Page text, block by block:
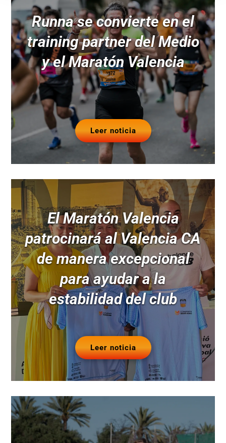
Runna se convierte en el
training partner del Medio
y el Maratón Valencia
Leer noticia
El Maratón Valencia
patrocinará al Valencia CA
de manera excepcional
para ayudar a la
estabilidad del club
Leer noticia